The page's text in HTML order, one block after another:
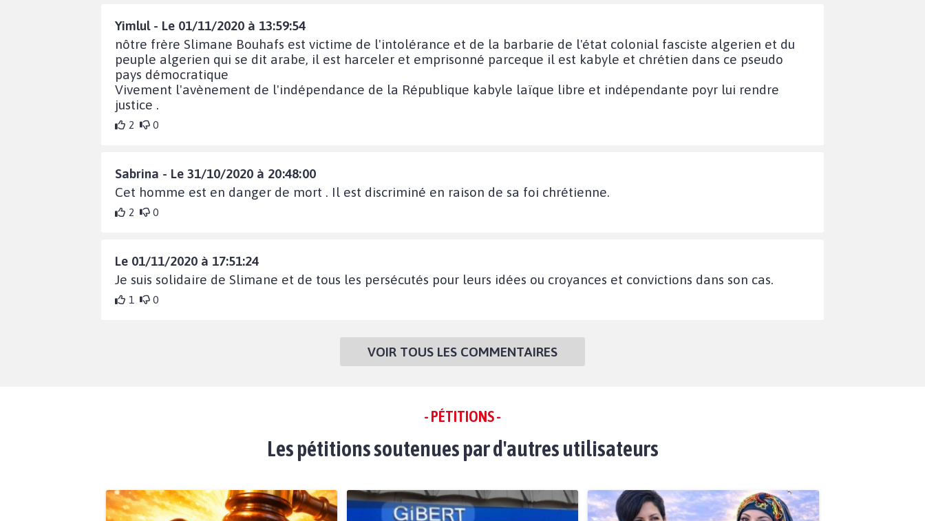
Yimlul - Le 01/11/2020 à 13:59:54
nôtre frère Slimane Bouhafs est victime de l'intolérance et de la barbarie de l'état colonial fasciste algerien et du
peuple algerien qui se dit arabe, il est harceler et emprisonné parceque il est kabyle et chrétien dans ce pseudo
pays démocratique
Vivement l'avènement de l'indépendance de la République kabyle laïque libre et indépendante poyr lui rendre
justice .
2 0
Sabrina - Le 31/10/2020 à 20:48:00
Cet homme est en danger de mort . Il est discriminé en raison de sa foi chrétienne.
2 0
Le 01/11/2020 à 17:51:24
Je suis solidaire de Slimane et de tous les persécutés pour leurs idées ou croyances et convictions dans son cas.
1 0
VOIR TOUS LES COMMENTAIRES
- PÉTITIONS -
Les pétitions soutenues par d'autres utilisateurs